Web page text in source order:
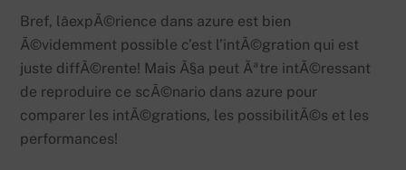
Bref, lâexpÃ©rience dans azure est bien
Ã©videmment possible c’est l’intÃ©gration qui est
juste diffÃ©rente! Mais Ã§a peut Ãªtre intÃ©ressant
de reproduire ce scÃ©nario dans azure pour
comparer les intÃ©grations, les possibilitÃ©s et les
performances!